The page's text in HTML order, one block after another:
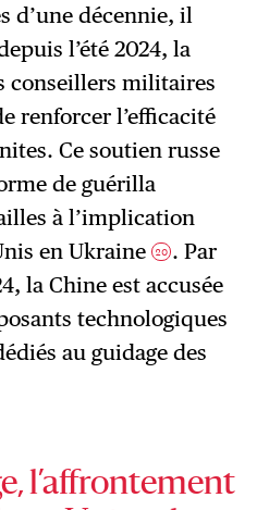
d’une décennie, il
l’été 2024, la
conseillers militaires
renforcer l’efficacité
Ce soutien russe
de guérilla
à l’implication
en Ukraine20 . Par
la Chine est accusée
technologiques
au guidage des
l’affrontement